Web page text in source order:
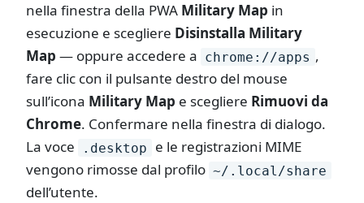
nella finestra della PWA Military Map in
esecuzione e scegliere Disinstalla Military
Map — oppure accedere a chrome://apps ,
fare clic con il pulsante destro del mouse
sull’icona Military Map e scegliere Rimuovi da
Chrome. Confermare nella finestra di dialogo.
La voce
.desktop
e le registrazioni MIME
vengono rimosse dal profilo ~/.local/share
dell’utente.